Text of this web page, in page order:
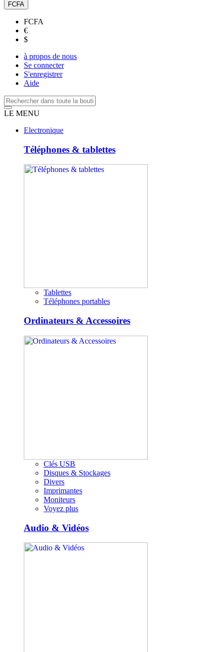
FCFA
FCFA
€
$
à propos de nous
Se connecter
S'enregistrer
Aide
LE MENU
Electronique
Téléphones & tablettes
Tablettes
Téléphones portables
Ordinateurs & Accessoires
Clés USB
Disques & Stockages
Divers
Imprimantes
Moniteurs
Voyez plus
Audio & Vidéos